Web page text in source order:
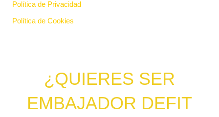
Política de Privacidad
Política de Cookies
¿QUIERES SER
EMBAJADOR DEFIT